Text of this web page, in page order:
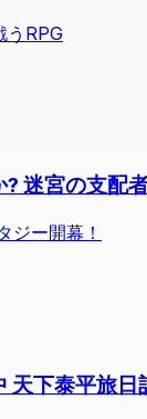
うRPG
迷宮の支配
ジー開幕！
天下泰平旅日